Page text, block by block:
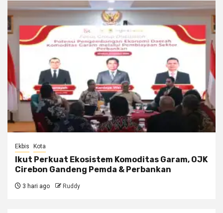
Ekbis Kota
Ikut Perkuat Ekosistem Komoditas Garam, OJK
Cirebon Gandeng Pemda & Perbankan
3 hari ago Ruddy